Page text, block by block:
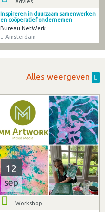
Inspireren in duurzaam samenwerken
en coöperatief ondernemen
Bureau NetWerk
Amsterdam
Alles weergeven
12
sep
Workshop